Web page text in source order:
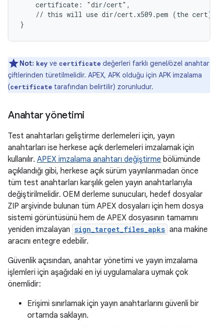
    certificate: "dir/cert",
// this will use dir/cert.x509.pem (the cert)
Not: key ve certificate değerleri farklı genel/özel anahtar
çiftlerinden türetilmelidir. APEX, APK olduğu için APK imzalama
(certificate tarafından belirtilir) zorunludur.
Anahtar yönetimi
Test anahtarları geliştirme derlemeleri için, yayın
anahtarları ise herkese açık derlemeleri imzalamak için
kullanılır. APEX imzalama anahtarı değiştirme bölümünde
açıklandığı gibi, herkese açık sürüm yayınlanmadan önce
tüm test anahtarları karşılık gelen yayın anahtarlarıyla
değiştirilmelidir. OEM derleme sunucuları, hedef dosyalar
ZIP arşivinde bulunan tüm APEX dosyaları için hem dosya
sistemi görüntüsünü hem de APEX dosyasının tamamını
yeniden imzalayan sign_target_files_apks ana makine
aracını entegre edebilir.
Güvenlik açısından, anahtar yönetimi ve yayın imzalama
işlemleri için aşağıdaki en iyi uygulamalara uymak çok
önemlidir:
Erişimi sınırlamak için yayın anahtarlarını güvenli bir
ortamda saklayın.